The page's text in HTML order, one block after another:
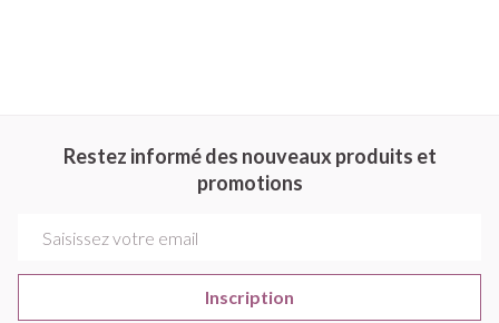
Restez informé des nouveaux produits et
promotions
Inscription